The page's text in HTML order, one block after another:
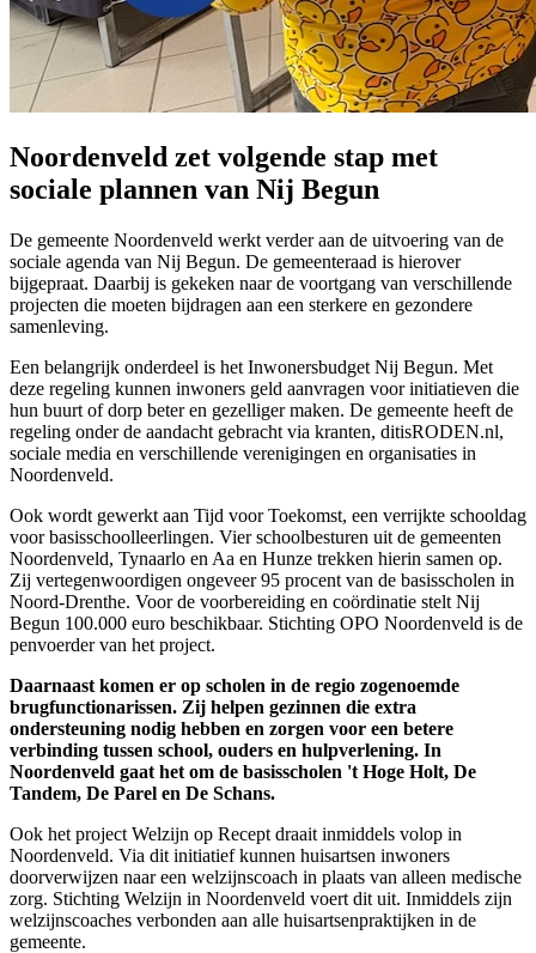
Noordenveld zet volgende stap met
sociale plannen van Nij Begun
De gemeente Noordenveld werkt verder aan de uitvoering van de
sociale agenda van Nij Begun. De gemeenteraad is hierover
bijgepraat. Daarbij is gekeken naar de voortgang van verschillende
projecten die moeten bijdragen aan een sterkere en gezondere
samenleving.
Een belangrijk onderdeel is het Inwonersbudget Nij Begun. Met
deze regeling kunnen inwoners geld aanvragen voor initiatieven die
hun buurt of dorp beter en gezelliger maken. De gemeente heeft de
regeling onder de aandacht gebracht via kranten, ditisRODEN.nl,
sociale media en verschillende verenigingen en organisaties in
Noordenveld.
Ook wordt gewerkt aan Tijd voor Toekomst, een verrijkte schooldag
voor basisschoolleerlingen. Vier schoolbesturen uit de gemeenten
Noordenveld, Tynaarlo en Aa en Hunze trekken hierin samen op.
Zij vertegenwoordigen ongeveer 95 procent van de basisscholen in
Noord-Drenthe. Voor de voorbereiding en coördinatie stelt Nij
Begun 100.000 euro beschikbaar. Stichting OPO Noordenveld is de
penvoerder van het project.
Daarnaast komen er op scholen in de regio zogenoemde
brugfunctionarissen. Zij helpen gezinnen die extra
ondersteuning nodig hebben en zorgen voor een betere
verbinding tussen school, ouders en hulpverlening. In
Noordenveld gaat het om de basisscholen 't Hoge Holt, De
Tandem, De Parel en De Schans.
Ook het project Welzijn op Recept draait inmiddels volop in
Noordenveld. Via dit initiatief kunnen huisartsen inwoners
doorverwijzen naar een welzijnscoach in plaats van alleen medische
zorg. Stichting Welzijn in Noordenveld voert dit uit. Inmiddels zijn
welzijnscoaches verbonden aan alle huisartsenpraktijken in de
gemeente.